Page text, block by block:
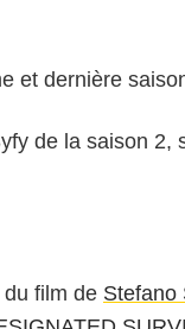
et dernière
de la saison 2,
film de Stefano